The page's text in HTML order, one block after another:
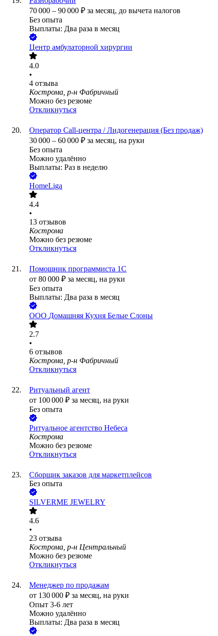
70 000 – 90 000 ₽ за месяц, до вычета налогов
Без опыта
Выплаты: Два раза в месяц
Центр амбулаторной хирургии
4.0
•
4 отзыва
Кострома, р-н Фабричный
Можно без резюме
Откликнуться
Оператор Call-центра / Лидогенерация (Без продаж)
30 000 – 60 000 ₽ за месяц, на руки
Без опыта
Можно удалённо
Выплаты: Раз в неделю
HomeLiga
4.4
•
13 отзывов
Кострома
Можно без резюме
Откликнуться
Помощник программиста 1С
от 80 000 ₽ за месяц, на руки
Без опыта
Выплаты: Два раза в месяц
ООО Домашняя Кухня Белые Слоны
2.7
•
6 отзывов
Кострома, р-н Фабричный
Откликнуться
Ритуальный агент
от 100 000 ₽ за месяц, на руки
Без опыта
Ритуальное агентство Небеса
Кострома
Можно без резюме
Откликнуться
Сборщик заказов для маркетплейсов
Без опыта
SILVERME JEWELRY
4.6
•
23 отзыва
Кострома, р-н Центральный
Можно без резюме
Откликнуться
Менеджер по продажам
от 130 000 ₽ за месяц, на руки
Опыт 3-6 лет
Можно удалённо
Выплаты: Два раза в месяц